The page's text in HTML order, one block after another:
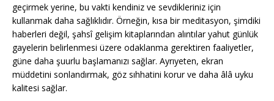
geçirmek yerine, bu vakti kendiniz ve sevdikleriniz için
kullanmak daha sağlıklıdır. Örneğin, kısa bir meditasyon, şimdiki
haberleri değil, şahsî gelişim kitaplarından alıntılar yahut günlük
gayelerin belirlenmesi üzere odaklanma gerektiren faaliyetler,
güne daha şuurlu başlamanızı sağlar. Ayrıyeten, ekran
müddetini sonlandırmak, göz sıhhatini korur ve daha âlâ uyku
kalitesi sağlar.